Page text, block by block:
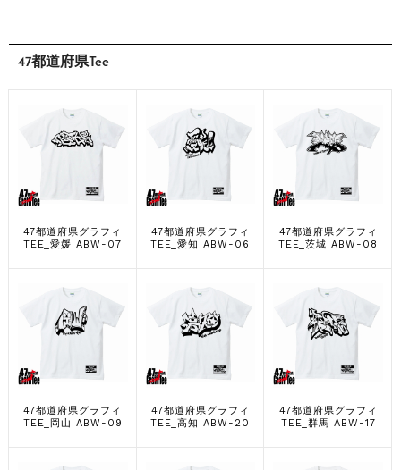
47都道府県Tee
47都道府県グラフィ
TEE_愛媛 ABW-07
47都道府県グラフィ
TEE_愛知 ABW-06
47都道府県グラフィ
TEE_茨城 ABW-08
47都道府県グラフィ
TEE_岡山 ABW-09
47都道府県グラフィ
TEE_高知 ABW-20
47都道府県グラフィ
TEE_群馬 ABW-17